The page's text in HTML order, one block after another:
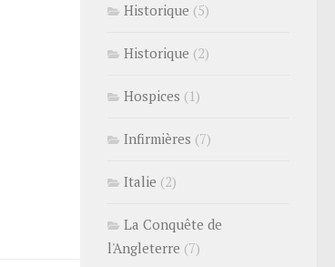
Historique (5)
Historique (2)
Hospices (1)
Infirmières (7)
Italie (2)
La Conquête de
l'Angleterre (7)